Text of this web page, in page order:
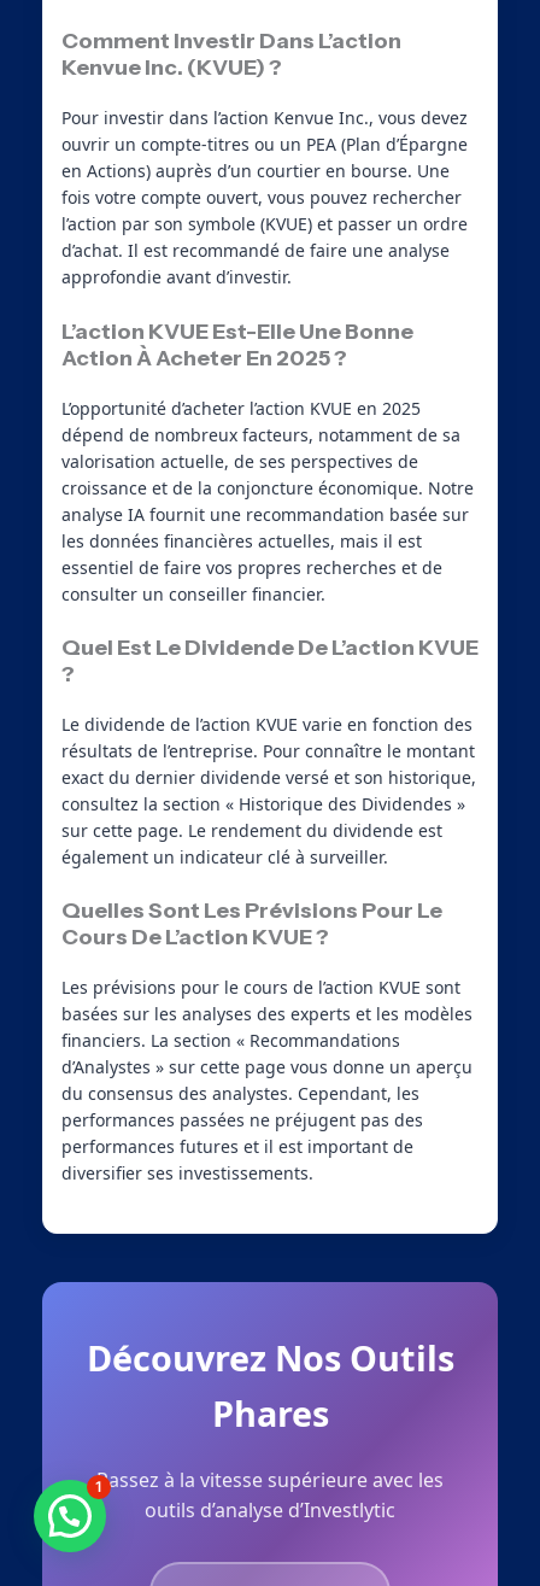
Comment Investir Dans L’action
Kenvue Inc. (KVUE) ?
Pour investir dans l’action Kenvue Inc., vous devez
ouvrir un compte-titres ou un PEA (Plan d’Épargne
en Actions) auprès d’un courtier en bourse. Une
fois votre compte ouvert, vous pouvez rechercher
l’action par son symbole (KVUE) et passer un ordre
d’achat. Il est recommandé de faire une analyse
approfondie avant d’investir.
L’action KVUE Est-Elle Une Bonne
Action À Acheter En 2025 ?
L’opportunité d’acheter l’action KVUE en 2025
dépend de nombreux facteurs, notamment de sa
valorisation actuelle, de ses perspectives de
croissance et de la conjoncture économique. Notre
analyse IA fournit une recommandation basée sur
les données financières actuelles, mais il est
essentiel de faire vos propres recherches et de
consulter un conseiller financier.
Quel Est Le Dividende De L’action KVUE
?
Le dividende de l’action KVUE varie en fonction des
résultats de l’entreprise. Pour connaître le montant
exact du dernier dividende versé et son historique,
consultez la section « Historique des Dividendes »
sur cette page. Le rendement du dividende est
également un indicateur clé à surveiller.
Quelles Sont Les Prévisions Pour Le
Cours De L’action KVUE ?
Les prévisions pour le cours de l’action KVUE sont
basées sur les analyses des experts et les modèles
financiers. La section « Recommandations
d’Analystes » sur cette page vous donne un aperçu
du consensus des analystes. Cependant, les
performances passées ne préjugent pas des
performances futures et il est important de
diversifier ses investissements.
Découvrez Nos Outils
Phares
Passez à la vitesse supérieure avec les
outils d’analyse d’Investlytic
Besoin d'aide ?
1